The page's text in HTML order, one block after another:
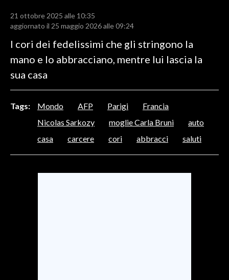
RISULTATI E CLASSIFICHE
CALCIO REGIONALE
BASKET
VOLLEY
TENNIS
ALTRI SPORT
SPETTACOLI
21 ottobre 2025 alle 10:35
aggiornato il 25 maggio 2026 alle 09:24
I cori dei fedelissimi che gli stringono la
mano e lo abbracciano, mentre lui lascia la
sua casa
Tags: Mondo AFP Parigi
Francia
Nicolas Sarkozy
moglie Carla Bruni
auto
casa
carcere cori abbracci saluti